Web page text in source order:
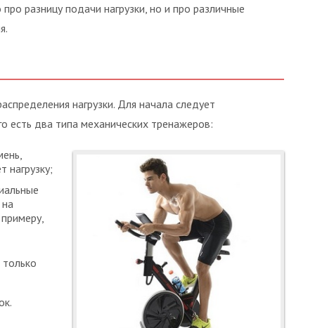
разницу подачи нагрузки, но и про различные
нагрузки. Для начала следует
есть два типа механических тренажеров:
нагрузку;